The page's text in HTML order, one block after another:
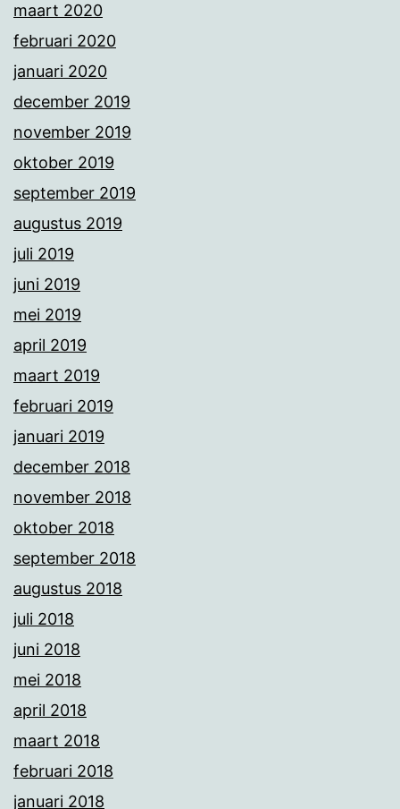
maart 2020
februari 2020
januari 2020
december 2019
november 2019
oktober 2019
september 2019
augustus 2019
juli 2019
juni 2019
mei 2019
april 2019
maart 2019
februari 2019
januari 2019
december 2018
november 2018
oktober 2018
september 2018
augustus 2018
juli 2018
juni 2018
mei 2018
april 2018
maart 2018
februari 2018
januari 2018